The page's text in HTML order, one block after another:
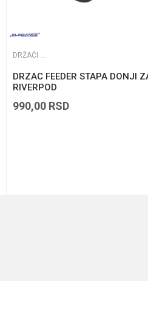
DRŽAČI ŠTAPOVA
DRZAC FEEDER STAPA DONJI
RIVERPOD
990,00 RSD